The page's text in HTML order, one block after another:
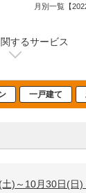
月別一覧【
するサービス
一戸建て
)～10月30日(日